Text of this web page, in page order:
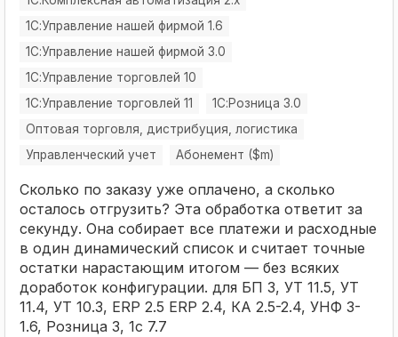
1С:Управление нашей фирмой 1.6
1С:Управление нашей фирмой 3.0
1С:Управление торговлей 10
1С:Управление торговлей 11
1С:Розница 3.0
Оптовая торговля, дистрибуция, логистика
Управленческий учет
Абонемент ($m)
Сколько по заказу уже оплачено, а сколько
осталось отгрузить? Эта обработка ответит за
секунду. Она собирает все платежи и расходные
в один динамический список и считает точные
остатки нарастающим итогом — без всяких
доработок конфигурации. для БП 3, УТ 11.5, УТ
11.4, УТ 10.3, ERP 2.5 ERP 2.4, КА 2.5-2.4, УНФ 3-
1.6, Розница 3, 1с 7.7